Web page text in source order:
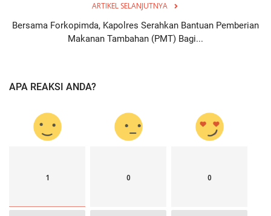
ARTIKEL SELANJUTNYA
Bersama Forkopimda, Kapolres Serahkan Bantuan Pemberian
Makanan Tambahan (PMT) Bagi...
APA REAKSI ANDA?
1 0 0